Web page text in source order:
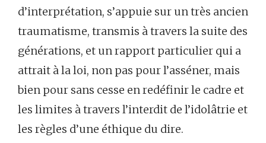
d’interprétation, s’appuie sur un très ancien
traumatisme, transmis à travers la suite des
générations, et un rapport particulier qui a
attrait à la loi, non pas pour l’asséner, mais
bien pour sans cesse en redéfinir le cadre et
les limites à travers l’interdit de l’idolâtrie et
les règles d’une éthique du dire.